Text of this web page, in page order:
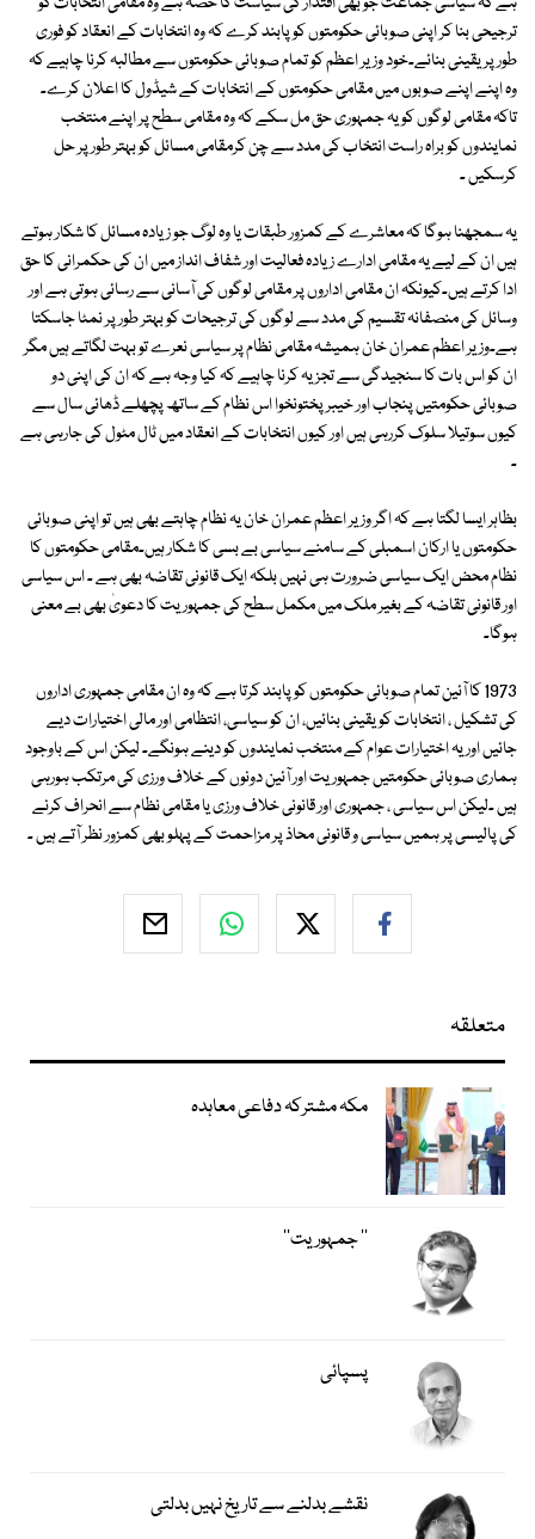
ترجیحی بنا کر اپنی صوبائی حکومتوں کو پابند کرے کہ وہ انتخابات کے انعقاد کو فوری
طور پر یقینی بنائے۔خود وزیر اعظم کو تمام صوبائی حکومتوں سے مطالبہ کرنا چاہیے کہ
وہ اپنے اپنے صوبوں میں مقامی حکومتوں کے انتخابات کے شیڈول کا اعلان کرے۔
تاکہ مقامی لوگوں کو یہ جمہوری حق مل سکے کہ وہ مقامی سطح پر اپنے منتخب
نمایندوں کو براہ راست انتخاب کی مدد سے چن کرمقامی مسائل کو بہتر طور پر حل
کرسکیں ۔
یہ سمجھنا ہوگا کہ معاشرے کے کمزور طبقات یا وہ لوگ جو زیادہ مسائل کا شکار ہوتے
ہیں ان کے لیے یہ مقامی ادارے زیادہ فعالیت اور شفاف انداز میں ان کی حکمرانی کا حق
ادا کرتے ہیں۔کیونکہ ان مقامی اداروں پر مقامی لوگوں کی آسانی سے رسائی ہوتی ہے اور
وسائل کی منصفانہ تقسیم کی مدد سے لوگوں کی ترجیحات کو بہتر طور پر نمٹا جاسکتا
ہے۔وزیر اعظم عمران خان ہمیشہ مقامی نظام پر سیاسی نعرے تو بہت لگاتے ہیں مگر
ان کو اس بات کا سنجیدگی سے تجزیہ کرنا چاہیے کہ کیا وجہ ہے کہ ان کی اپنی دو
صوبائی حکومتیں پنجاب اور خیبر پختونخوا اس نظام کے ساتھ پچھلے ڈھائی سال سے
کیوں سوتیلا سلوک کررہی ہیں اور کیوں انتخابات کے انعقاد میں ٹال مٹول کی جارہی ہے
۔
بظاہر ایسا لگتا ہے کہ اگر وزیر اعظم عمران خان یہ نظام چاہتے بھی ہیں تو اپنی صوبائی
حکومتوں یا ارکان اسمبلی کے سامنے سیاسی بے بسی کا شکار ہیں۔مقامی حکومتوں کا
نظام محض ایک سیاسی ضرورت ہی نہیں بلکہ ایک قانونی تقاضہ بھی ہے ۔ اس سیاسی
اور قانونی تقاضہ کے بغیر ملک میں مکمل سطح کی جمہوریت کا دعویٰ بھی بے معنی
ہوگا۔
1973 کا آئین تمام صوبائی حکومتوں کو پابند کرتا ہے کہ وہ ان مقامی جمہوری اداروں
کی تشکیل ، انتخابات کو یقینی بنائیں، ان کو سیاسی، انتظامی اور مالی اختیارات دیے
جائیں اور یہ اختیارات عوام کے منتخب نمایندوں کو دینے ہونگے۔ لیکن اس کے باوجود
ہماری صوبائی حکومتیں جمہوریت اور آئین دونوں کے خلاف ورزی کی مرتکب ہورہی
ہیں ۔لیکن اس سیاسی ، جمہوری اور قانونی خلاف ورزی یا مقامی نظام سے انحراف کرنے
کی پالیسی پر ہمیں سیاسی و قانونی محاذ پر مزاحمت کے پہلو بھی کمزور نظر آتے ہیں ۔
متعلقہ
مکہ مشترکہ دفاعی معاہدہ
’’ جمہوریت‘‘
پسپائی
نقشے بدلنے سے تاریخ نہیں بدلتی